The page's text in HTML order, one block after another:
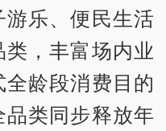
乐、便民生活
，丰富场内业
龄段消费目的
类同步释放年